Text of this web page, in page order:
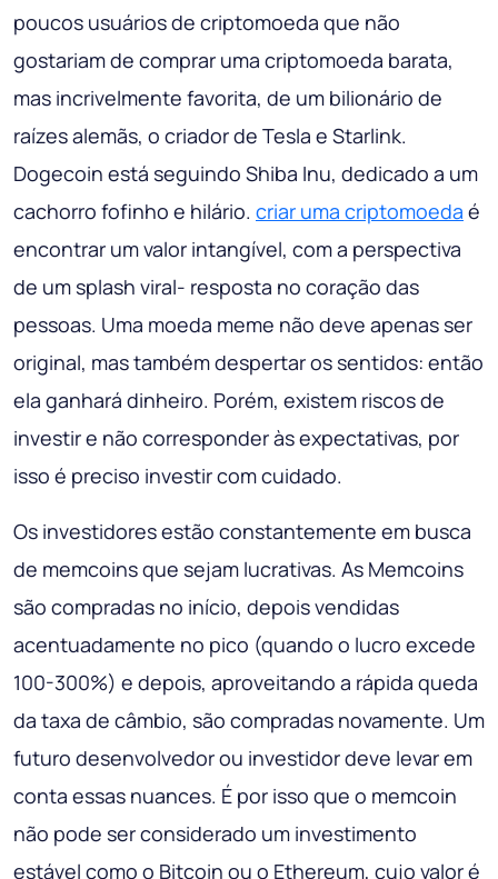
poucos usuários de criptomoeda que não
gostariam de comprar uma criptomoeda barata,
mas incrivelmente favorita, de um bilionário de
raízes alemãs, o criador de Tesla e Starlink.
Dogecoin está seguindo Shiba Inu, dedicado a um
cachorro fofinho e hilário. criar uma criptomoeda é
encontrar um valor intangível, com a perspectiva
de um splash viral- resposta no coração das
pessoas. Uma moeda meme não deve apenas ser
original, mas também despertar os sentidos: então
ela ganhará dinheiro. Porém, existem riscos de
investir e não corresponder às expectativas, por
isso é preciso investir com cuidado.
Os investidores estão constantemente em busca
de memcoins que sejam lucrativas. As Memcoins
são compradas no início, depois vendidas
acentuadamente no pico (quando o lucro excede
100-300%) e depois, aproveitando a rápida queda
da taxa de câmbio, são compradas novamente. Um
futuro desenvolvedor ou investidor deve levar em
conta essas nuances. É por isso que o memcoin
não pode ser considerado um investimento
estável como o Bitcoin ou o Ethereum, cujo valor é